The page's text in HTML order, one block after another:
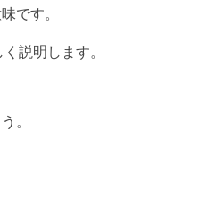
です。
説明します。
。